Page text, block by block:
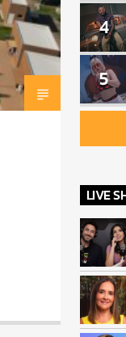
4
5
LIVE